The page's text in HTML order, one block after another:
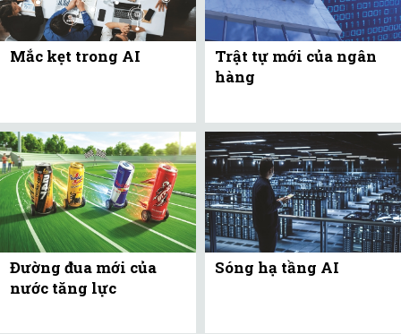
Mắc kẹt trong AI
Trật tự mới của ngân
hàng
Đường đua mới của
nước tăng lực
Sóng hạ tầng AI